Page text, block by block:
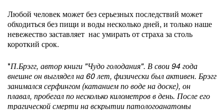
Любой человек может без серьезных последствий может
обходиться без пищи и воды несколько дней, и только наше
невежество заставляет нас умирать от страха за столь
короткий срок.
*П.Брэгг, автор книги "Чудо голодания". В свои 94 года
внешне он выглядел на 60 лет, физически был активен. Брэгг
занимался серфингом (катанием по воде на доске), он
плавал, пробегал по несколько километров в день. После его
трагической смерти на вскрытии патологоанатомы